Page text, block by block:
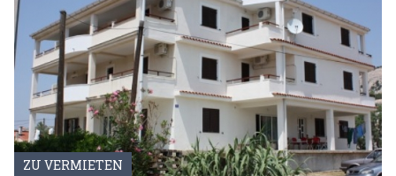
ZU VERMIETEN